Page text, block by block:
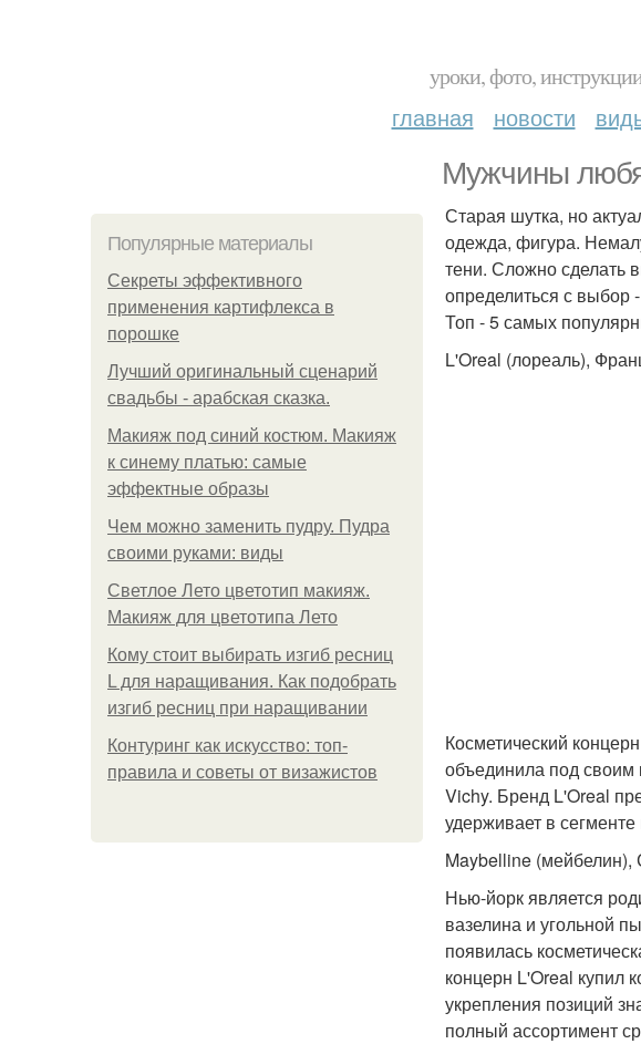
уроки, фото,
главная новости
Мужчины
Популярные материалы
Секреты эффективного
применения картифлекса в
порошке
Лучший оригинальный сценарий
свадьбы - арабская сказка.
Макияж под синий костюм. Макияж
к синему платью: самые
эффектные образы
Чем можно заменить пудру. Пудра
своими руками: виды
Светлое Лето цветотип макияж.
Макияж для цветотипа Лето
Кому стоит выбирать изгиб ресниц
L для наращивания. Как подобрать
изгиб ресниц при наращивании
Контуринг как искусство: топ-
правила и советы от визажистов
Старая шутка, но
одежда, фигура.
тени. Сложно сделать
определиться с
Топ - 5 самых
L'Oreal (лореаль),
Косметический
объединила под своим
Vichy. Бренд L'Oreal
удерживает в
Maybelline
Нью-йорк является
вазелина и угольной
появилась
концерн L'Oreal купил
укрепления позиций
полный ассортимент